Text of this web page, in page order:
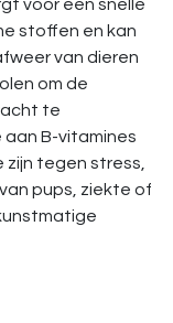
voor een snelle
stoffen en kan
van dieren
om de
te
B-vitamines
tegen stress,
pups, ziekte of